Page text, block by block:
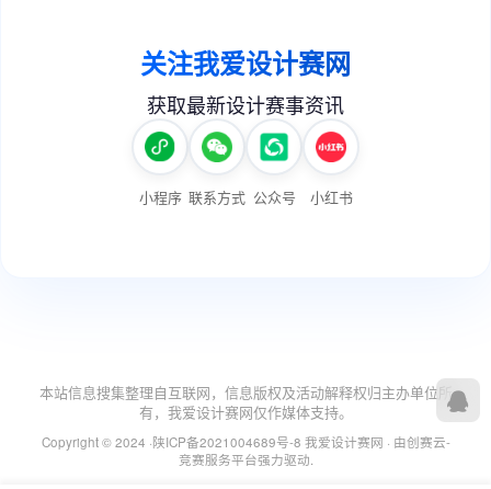
本站信息搜集整理自互联网，信息版权及活动解释权归主办单位所
有，我爱设计赛网仅作媒体支持。
Copyright © 2024 ·陕ICP备2021004689号-8 我爱设计赛网 · 由创赛云-
竞赛服务平台强力驱动.